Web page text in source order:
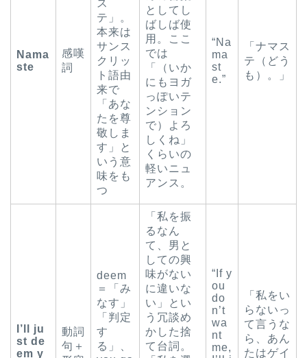
Nama
ste
感嘆
詞
ス
テ」。
本来は
サンス
クリッ
ト語由
来で
「あな
たを尊
敬しま
す」と
いう意
味をも
つ
としてし
ばしば使
用。ここ
では
「（いか
にもヨガ
っぽいテ
ンション
で）よろ
しくね」
くらいの
軽いニュ
アンス。
“Na
ma
st
e.”
「ナマス
テ（どう
も）。」
I’ll ju
st de
em y
動詞
句＋
deem
＝「み
なす」
「判定
す
る」、
「私を振
るなん
て、男と
しての興
味がない
に違いな
い」とい
う冗談め
かした捨
て台詞。
“If y
ou
do
n’t
wa
nt
me,
「私をい
らないっ
て言うな
ら、あん
たはゲイ